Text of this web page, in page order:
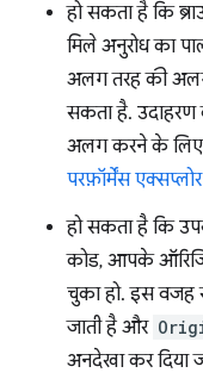
हो सकता है कि
मिले अनुरोध का
अलग तरह की
सकता है.
अलग करने के लिए,
परफ़ॉर्मेंस एक्सप्लोर
हो सकता है कि
कोड, आपके
चुका हो. इस वजह
जाती है और
अनदेखा कर दिया